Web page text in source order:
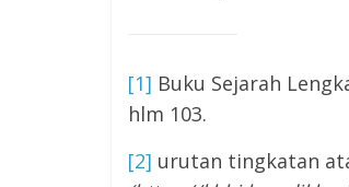
[1] Buku Sejarah
hlm 103.
[2] urutan tingkatan